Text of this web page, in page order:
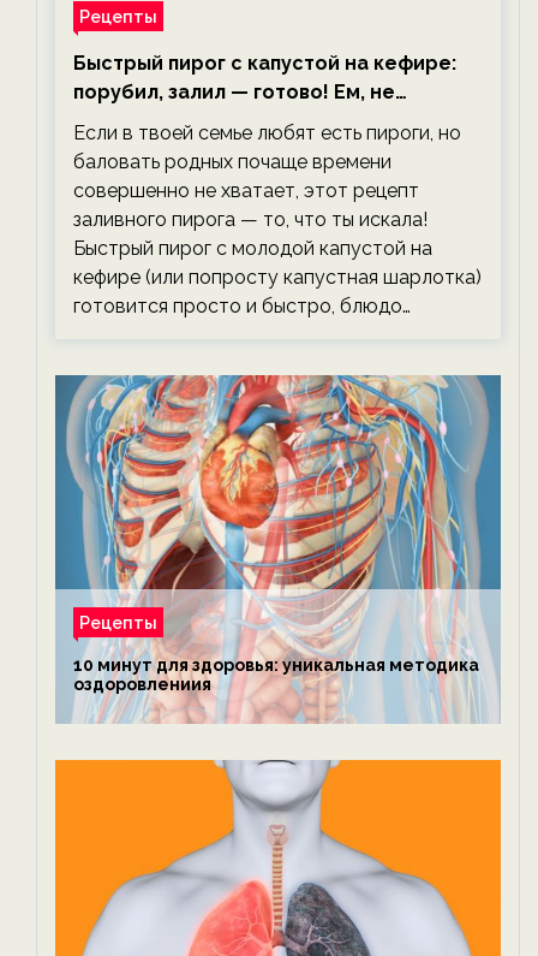
Рецепты
Быстрый пирог с капустой на кефире:
порубил, залил — готово! Ем, не
тревожась о фигуре!
Если в твоей семье любят есть пироги, но
баловать родных почаще времени
совершенно не хватает, этот рецепт
заливного пирога — то, что ты искала!
Быстрый пирог с молодой капустой на
кефире (или попросту капустная шарлотка)
готовится просто и быстро, блюдо…
Рецепты
10 минут для здоровья: уникальная методика
оздоровлениия